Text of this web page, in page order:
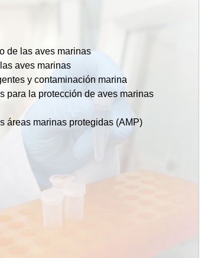
de las aves marinas
aves marinas
y contaminación marina
para la protección de aves marinas
áreas marinas protegidas (AMP)